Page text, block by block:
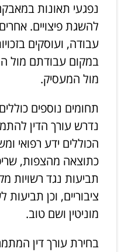
נפגעי תאונות
להשגת פיצויים.
עבודה, ועוסקים
במקום עבודתם מול
מול המעסיק.
תחומים נוספים
נדרש עורך הדין
הכוללים ידע רפואי
כתוצאה מהצפות,
תביעות נגד רשויות
ציבוריים, וכן
מוניטין ושם טוב.
בחירת עורך דין